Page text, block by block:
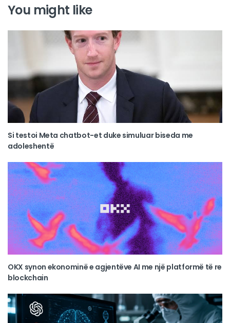
You might like
Si testoi Meta chatbot-et duke simuluar biseda me
adoleshentë
OKX synon ekonominë e agjentëve AI me një platformë të re
blockchain